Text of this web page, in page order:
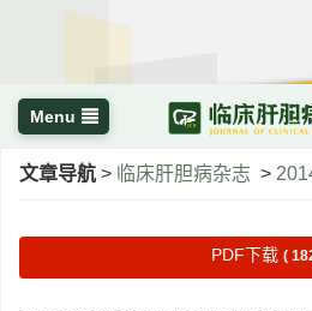
Menu
文章导航 > 临床肝胆病杂志 >
PDF下载 (